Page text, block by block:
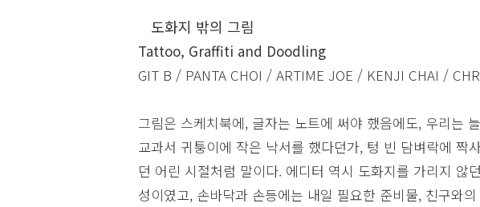
도화지 밖의 그림
Tattoo, Graffiti and Doodling
GIT B / PANTA CHOI / ARTIME JOE / KENJI CHAI /
그림은 스케치북에, 글자는 노트에 써야 했음에도, 우리는
교과서 귀퉁이에 작은 낙서를 했다던가, 텅 빈 담벼락에 짝
던 어린 시절처럼 말이다. 에디터 역시 도화지를 가리지 않
성이였고, 손바닥과 손등에는 내일 필요한 준비물, 친구와